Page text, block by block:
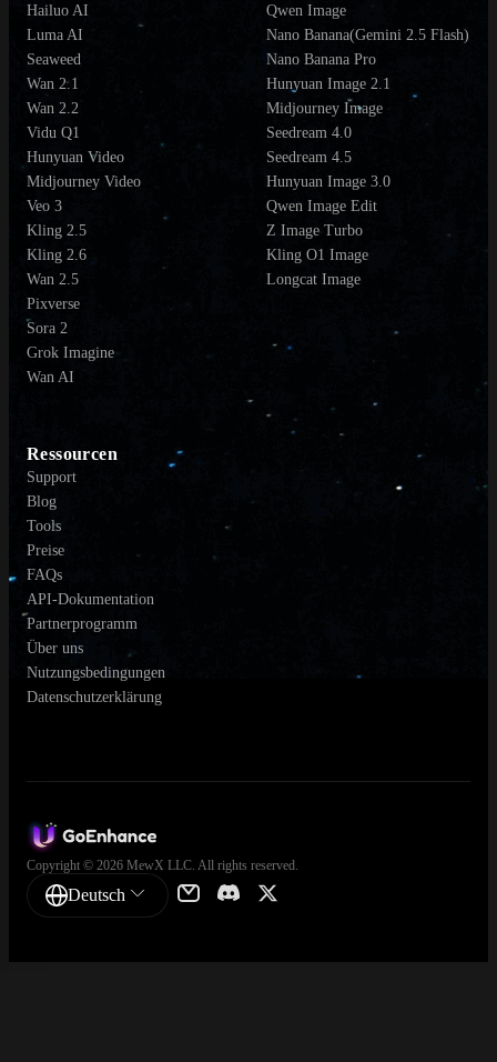
Hailuo AI
Luma AI
Seaweed
Wan 2.1
Wan 2.2
Vidu Q1
Hunyuan Video
Midjourney Video
Veo 3
Kling 2.5
Kling 2.6
Wan 2.5
Pixverse
Sora 2
Grok Imagine
Wan AI
Qwen Image
Nano Banana(Gemini 2.5 Flash)
Nano Banana Pro
Hunyuan Image 2.1
Midjourney Image
Seedream 4.0
Seedream 4.5
Hunyuan Image 3.0
Qwen Image Edit
Z Image Turbo
Kling O1 Image
Longcat Image
Ressourcen
Support
Blog
Tools
Preise
FAQs
API-Dokumentation
Partnerprogramm
Über uns
Nutzungsbedingungen
Datenschutzerklärung
Copyright © 2026 MewX LLC. All rights reserved.
Deutsch